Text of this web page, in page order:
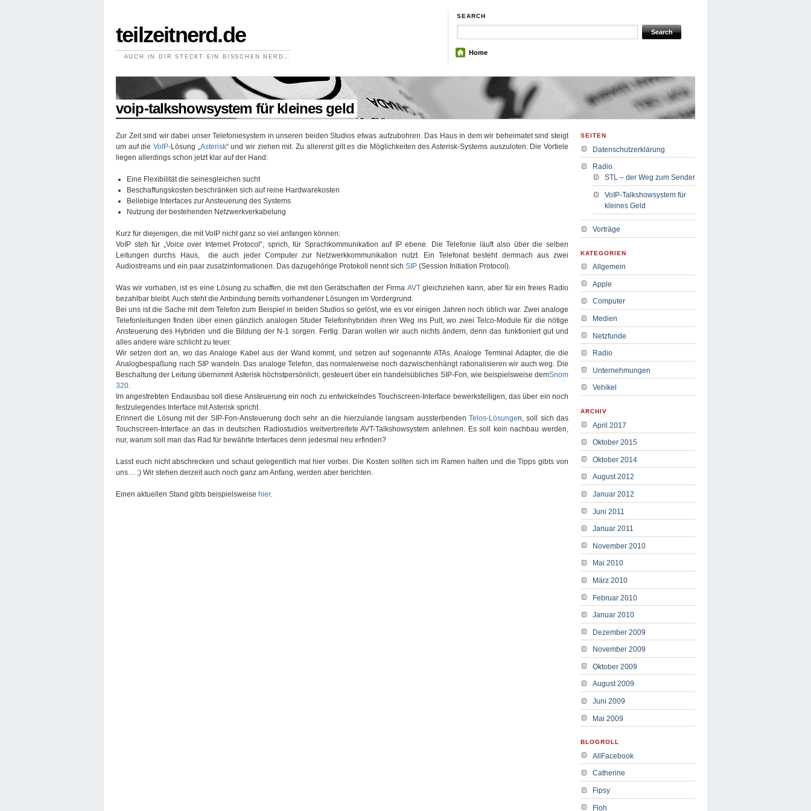
teilzeitnerd.de
AUCH IN DIR STECKT EIN BISSCHEN NERD…
SEARCH
Home
voip-talkshowsystem für kleines geld
Zur Zeit sind wir dabei unser Telefoniesystem in unseren beiden Studios etwas aufzubohren. Das Haus in dem wir beheimatet sind steigt
um auf dieVoIP-Lösung „Asterisk“ und wir ziehen mit. Zu allererst gilt es die Möglichkeiten des Asterisk-Systems auszuloten. Die Vortiele
liegen allerdings schon jetzt klar auf der Hand:
Eine Flexibilität die seinesgleichen sucht
Beschaffungskosten beschränken sich auf reine Hardwarekosten
Beliebige Interfaces zur Ansteuerung des Systems
Nutzung der bestehenden Netzwerkverkabelung
Kurz für diejenigen, die mit VoIP nicht ganz so viel anfangen können:
VoIP steh für „Voice over Internet Protocol“, sprich, für Sprachkommunikation auf IP ebene. Die Telefonie läuft also über die selben
Leitungen durchs Haus, die auch jeder Computer zur Netzwerkkommunikation nutzt. Ein Telefonat besteht demnach aus zwei
Audiostreams und ein paar zusatzinformationen. Das dazugehörige Protokoll nennt sich SIP (Session Initiation Protocol).
Was wir vorhaben, ist es eine Lösung zu schaffen, die mit den Gerätschaften der Firma AVTgleichziehen kann, aber für ein freies Radio
bezahlbar bleibt. Auch steht die Anbindung bereits vorhandener Lösungen im Vordergrund.
Bei uns ist die Sache mit dem Telefon zum Beispiel in beiden Studios so gelöst, wie es vor einigen Jahren noch üblich war. Zwei analoge
Telefonleitungen finden über einen gänzlich analogen Studer Telefonhybriden ihren Weg ins Pult, wo zwei Telco-Module für die nötige
Ansteuerung des Hybriden und die Bildung der N-1 sorgen. Fertig. Daran wollen wir auch nichts ändern, denn das funktioniert gut und
alles andere wäre schlicht zu teuer.
Wir setzen dort an, wo das Analoge Kabel aus der Wand kommt, und setzen auf sogenannte ATAs. Analoge Terminal Adapter, die die
Analogbespaßung nach SIP wandeln. Das analoge Telefon, das normalerweise noch dazwischenhängt rationalisieren wir auch weg. Die
Beschaltung der Leitung übernimmt Asterisk höchstpersönlich, gesteuert über ein handelsübliches SIP-Fon, wie beispielsweise demSnom
320.
Im angestrebten Endausbau soll diese Ansteuerung ein noch zu entwickelndes Touchscreen-Interface bewerkstelligen, das über ein noch
festzulegendes Interface mit Asterisk spricht.
Erinnert die Lösung mit der SIP-Fon-Ansteuerung doch sehr an die hierzulande langsam aussterbendenTelos-Lösungen, soll sich das
Touchscreen-Interface an das in deutschen Radiostudios weitverbreitete AVT-Talkshowsystem anlehnen. Es soll kein nachbau werden,
nur, warum soll man das Rad für bewährte Interfaces denn jedesmal neu erfinden?
Lasst euch nicht abschrecken und schaut gelegentlich mal hier vorbei. Die Kosten sollten sich im Ramen halten und die Tipps gibts von
uns… ;) Wir stehen derzeit auch noch ganz am Anfang, werden aber berichten.
Einen aktuellen Stand gibts beispielsweise hier.
SEITEN
Datenschutzerklärung
Radio
STL – der Weg zum Sender
VoIP-Talkshowsystem für
kleines Geld
Vorträge
KATEGORIEN
Allgemein
Apple
Computer
Medien
Netzfunde
Radio
Unternehmungen
Vehikel
ARCHIV
April 2017
Oktober 2015
Oktober 2014
August 2012
Januar 2012
Juni 2011
Januar 2011
November 2010
Mai 2010
März 2010
Februar 2010
Januar 2010
Dezember 2009
November 2009
Oktober 2009
August 2009
Juni 2009
Mai 2009
BLOGROLL
AllFacebook
Catherine
Fipsy
Floh